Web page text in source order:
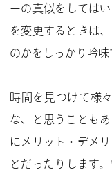
ーの真似をしては
を変更するときは
のかをしっかり吟味
時間を見つけて様
な、と思うことも
にメリット・デメ
とだったりします